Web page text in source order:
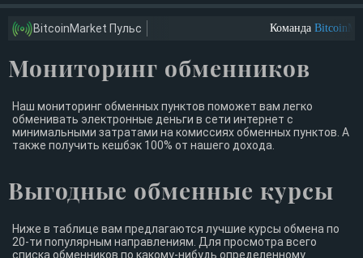
Войти
Регистрация
BitcoinMarket Пульс Команда
Мониторинг обменников
Наш мониторинг обменных пунктов поможет вам легко
обменивать электронные деньги в сети интернет с
минимальными затратами на комиссиях обменных пунктов. А
также получить кешбэк 100% от нашего дохода.
Выгодные обменные курсы
Ниже в таблице вам предлагаются лучшие курсы обмена по
20-ти популярным направлениям. Для просмотра всего
списка обменников по какому-нибудь определенному